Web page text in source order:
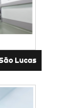
Lucas